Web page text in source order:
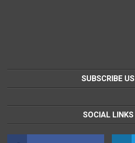
SUBSCRIBE US
SOCIAL LINKS